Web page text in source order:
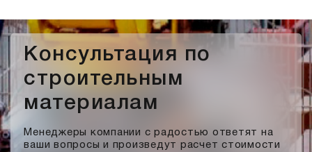
Консультация по
строительным
материалам
Менеджеры компании с радостью ответят на
ваши вопросы и произведут расчет стоимости